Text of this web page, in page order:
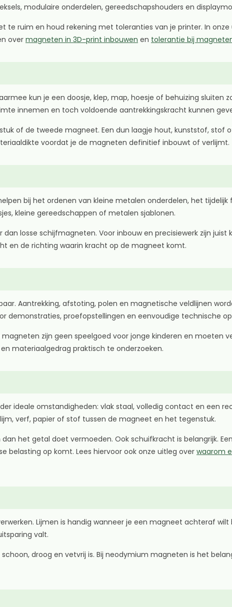
modulaire onderdelen, gereedschapshouders en
te ruim en houd rekening met toleranties van je printer. In
over magneten in 3D-print inbouwen en tolerantie bij
kun je een doosje, klep, map, hoesje of behuizing sluiten
innemen en toch voldoende aantrekkingskracht kunnen
of de tweede magneet. Een dun laagje hout, kunststof, stof
voordat je de magneten definitief inbouwt of verlijmt.
bij het ordenen van kleine metalen onderdelen, het
kleine gereedschappen of metalen sjablonen.
losse schijfmagneten. Voor inbouw en precisiewerk zijn
en de richting waarin kracht op de magneet komt.
Aantrekking, afstoting, polen en magnetische veldlijnen
demonstraties, proefopstellingen en eenvoudige technische
zijn geen speelgoed voor jonge kinderen en moeten
materiaalgedrag praktisch te onderzoeken.
ideale omstandigheden: vlak staal, volledig contact en een
verf, papier of stof tussen de magneet en het tegenstuk.
het getal doet vermoeden. Ook schuifkracht is belangrijk.
belasting op komt. Lees hiervoor ook onze uitleg overwaarom
Lijmen is handig wanneer je een magneet achteraf
valt.
droog en vetvrij is. Bij neodymium magneten is het